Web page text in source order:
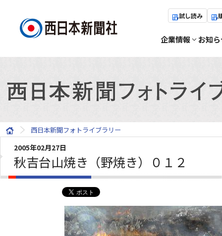
試し読み
企業情報 お知
西日本新聞フォトライブラリー
2005年02月27日
秋吉台山焼き（野焼き）０１２